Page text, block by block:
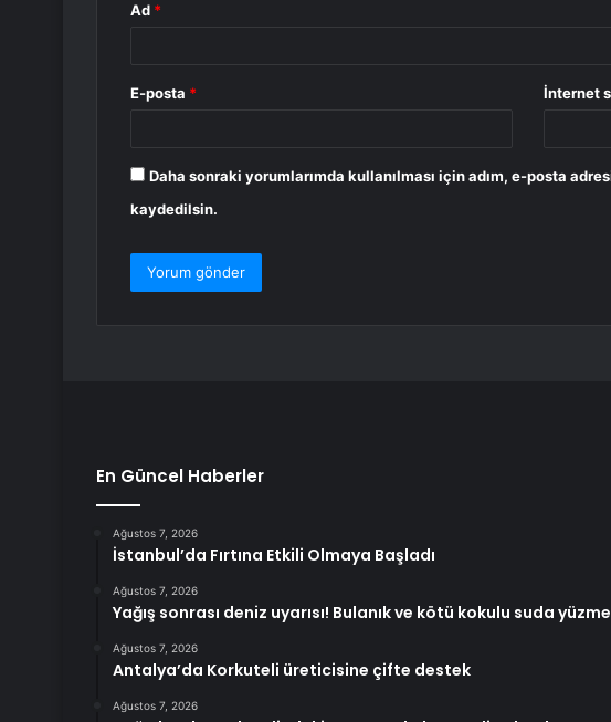
Ad *
E-posta * İnternet
Daha sonraki yorumlarımda kullanılması için adım, e-posta
kaydedilsin.
En Güncel Haberler
Ağustos 7, 2026
İstanbul’da Fırtına Etkili Olmaya Başladı
Ağustos 7, 2026
Yağış sonrası deniz uyarısı! Bulanık ve kötü kokulu suda
Ağustos 7, 2026
Antalya’da Korkuteli üreticisine çifte destek
Ağustos 7, 2026